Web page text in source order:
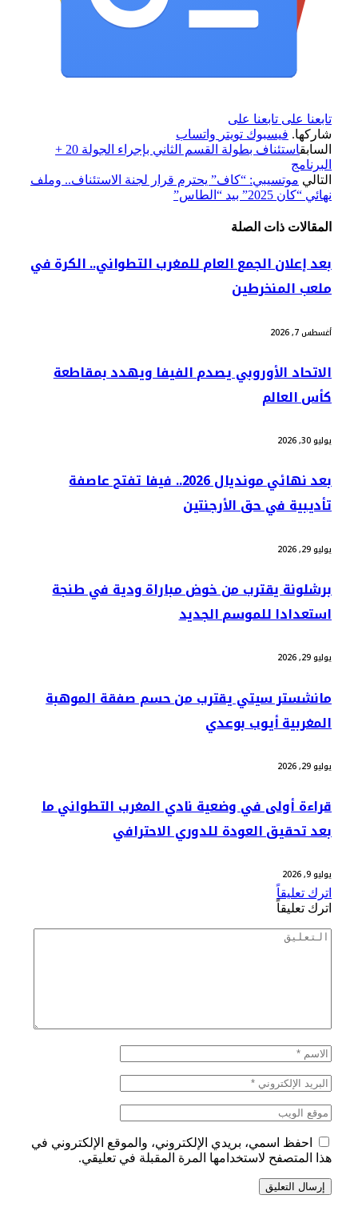
تابعنا على تابعنا على
شاركها. فيسبوك تويتر واتساب
السابق
استئناف بطولة القسم الثاني بإجراء الجولة 20 +
البرنامج
التالي موتسيبي: “كاف” يحترم قرار لجنة الاستئناف.. وملف
نهائي “كان 2025” بيد “الطاس”
المقالات ذات الصلة
بعد إعلان الجمع العام للمغرب التطواني.. الكرة في
ملعب المنخرطين
أغسطس 7, 2026
الاتحاد الأوروبي يصدم الفيفا ويهدد بمقاطعة
كأس العالم
يوليو 30, 2026
بعد نهائي مونديال 2026.. فيفا تفتح عاصفة
تأديبية في حق الأرجنتين
يوليو 29, 2026
برشلونة يقترب من خوض مباراة ودية في طنجة
استعدادا للموسم الجديد
يوليو 29, 2026
مانشستر سيتي يقترب من حسم صفقة الموهبة
المغربية أيوب بوعدي
يوليو 29, 2026
قراءة أولى في وضعية نادي المغرب التطواني ما
بعد تحقيق العودة للدوري الاحترافي
يوليو 9, 2026
اترك تعليقاً
اترك تعليقاً
احفظ اسمي، بريدي الإلكتروني، والموقع الإلكتروني في
هذا المتصفح لاستخدامها المرة المقبلة في تعليقي.